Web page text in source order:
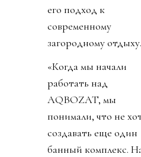
его подход к
современному
загородному отдыху.
«Когда мы начали
работать над
AQBOZAT, мы
понимали, что не
создавать еще один
банный комплекс.